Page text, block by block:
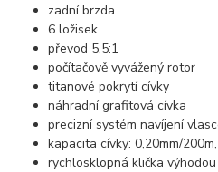
zadní brzda
6 ložisek
převod 5,5:1
počítačově vyvážený rotor
titanové pokrytí cívky
náhradní grafitová cívka
precizní systém navíjení
kapacita cívky: 0,20mm/
rychlosklopná klička